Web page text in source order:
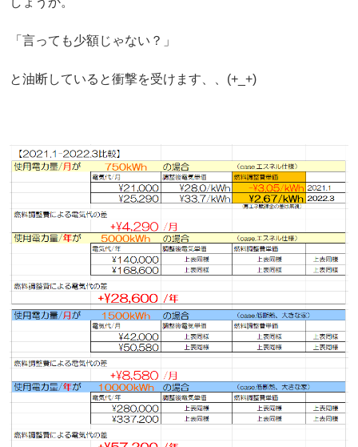
「言っても少額じゃない？」
と油断していると衝撃を受けます、、(+_+)